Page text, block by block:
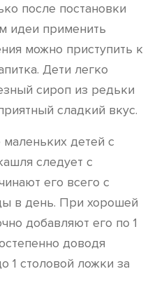
после постановки
идеи применить
можно приступить к
Дети легко
сироп из редьки
сладкий вкус.
детей с
следует с
его всего с
в день. При хорошей
добавляют его по 1
доводя
1 столовой ложки за